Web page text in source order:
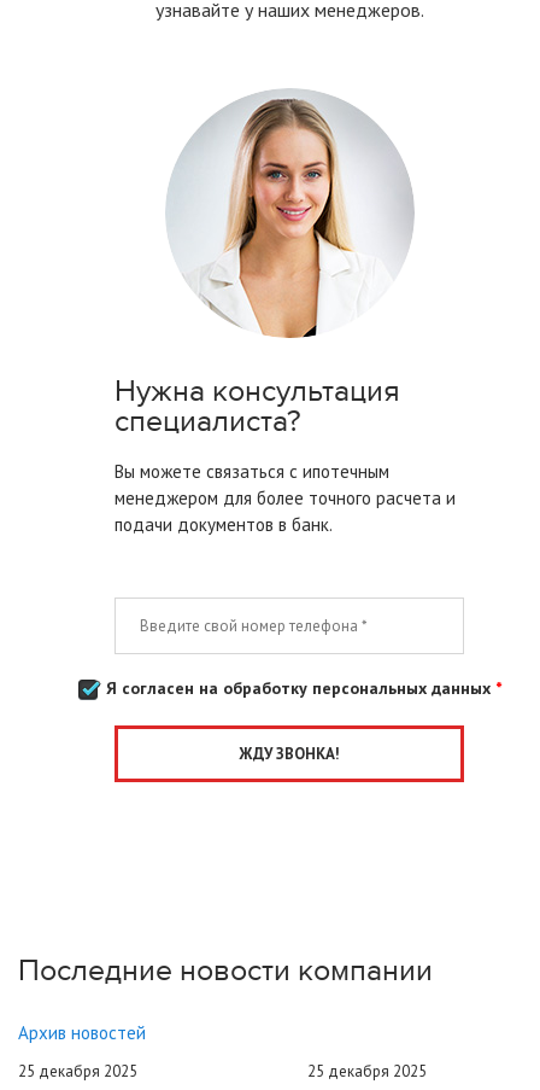
узнавайте у наших менеджеров.
Нужна консультация
специалиста?
Вы можете cвязаться с ипотечным
менеджером для более точного расчета и
подачи документов в банк.
Я согласен на обработку персональных данных *
Последние новости компании
Архив новостей
25 декабря 2025 25 декабря 2025